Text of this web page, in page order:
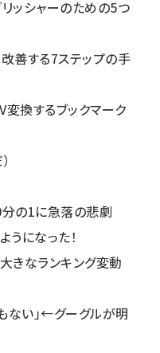
リッシャーのための5つ
善する7ステップの手
換するブックマーク
分の1に急落の悲劇
になった！
きなランキング変動
ない」←グーグルが明